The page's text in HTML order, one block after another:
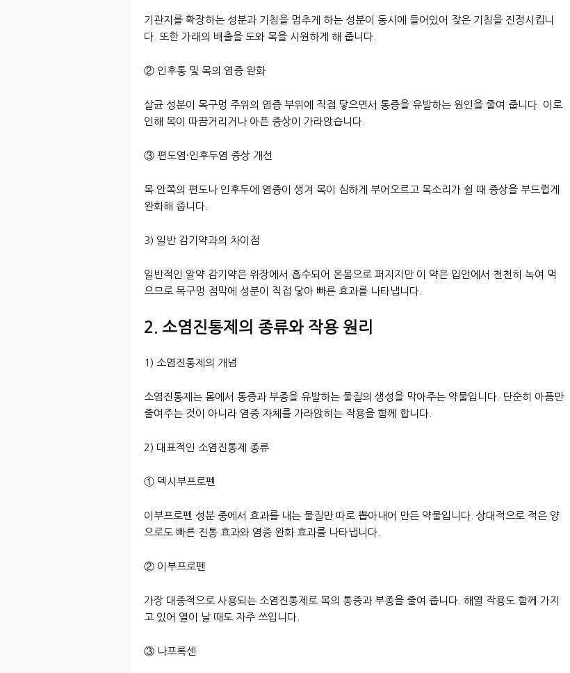
기관지를 확장하는 성분과 기침을 멈추게 하는 성분이 동시에 들어있어 잦은 기침을 진정시킵니
다. 또한 가래의 배출을 도와 목을 시원하게 해 줍니다.
② 인후통 및 목의 염증 완화
살균 성분이 목구멍 주위의 염증 부위에 직접 닿으면서 통증을 유발하는 원인을 줄여 줍니다. 이로
인해 목이 따끔거리거나 아픈 증상이 가라앉습니다.
③ 편도염·인후두염 증상 개선
목 안쪽의 편도나 인후두에 염증이 생겨 목이 심하게 부어오르고 목소리가 쉴 때 증상을 부드럽게
완화해 줍니다.
3) 일반 감기약과의 차이점
일반적인 알약 감기약은 위장에서 흡수되어 온몸으로 퍼지지만 이 약은 입안에서 천천히 녹여 먹
으므로 목구멍 점막에 성분이 직접 닿아 빠른 효과를 나타냅니다.
2. 소염진통제의 종류와 작용 원리
1) 소염진통제의 개념
소염진통제는 몸에서 통증과 부종을 유발하는 물질의 생성을 막아주는 약물입니다. 단순히 아픔만
줄여주는 것이 아니라 염증 자체를 가라앉히는 작용을 함께 합니다.
2) 대표적인 소염진통제 종류
① 덱시부프로펜
이부프로펜 성분 중에서 효과를 내는 물질만 따로 뽑아내어 만든 약물입니다. 상대적으로 적은 양
으로도 빠른 진통 효과와 염증 완화 효과를 나타냅니다.
② 이부프로펜
가장 대중적으로 사용되는 소염진통제로 목의 통증과 부종을 줄여 줍니다. 해열 작용도 함께 가지
고 있어 열이 날 때도 자주 쓰입니다.
③ 나프록센